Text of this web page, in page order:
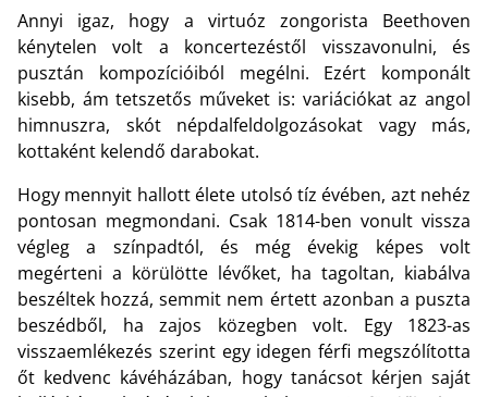
Annyi igaz, hogy a virtuóz zongorista Beethoven
kénytelen volt a koncertezéstől visszavonulni, és
pusztán kompozícióiból megélni. Ezért komponált
kisebb, ám tetszetős műveket is: variációkat az angol
himnuszra, skót népdalfeldolgozásokat vagy más,
kottaként kelendő darabokat.
Hogy mennyit hallott élete utolsó tíz évében, azt nehéz
pontosan megmondani. Csak 1814-ben vonult vissza
végleg a színpadtól, és még évekig képes volt
megérteni a körülötte lévőket, ha tagoltan, kiabálva
beszéltek hozzá, semmit nem értett azonban a puszta
beszédből, ha zajos közegben volt. Egy 1823-as
visszaemlékezés szerint egy idegen férfi megszólította
őt kedvenc kávéházában, hogy tanácsot kérjen saját